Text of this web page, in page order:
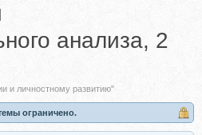
анализа, 2
и личностному развитию"
ограничено.